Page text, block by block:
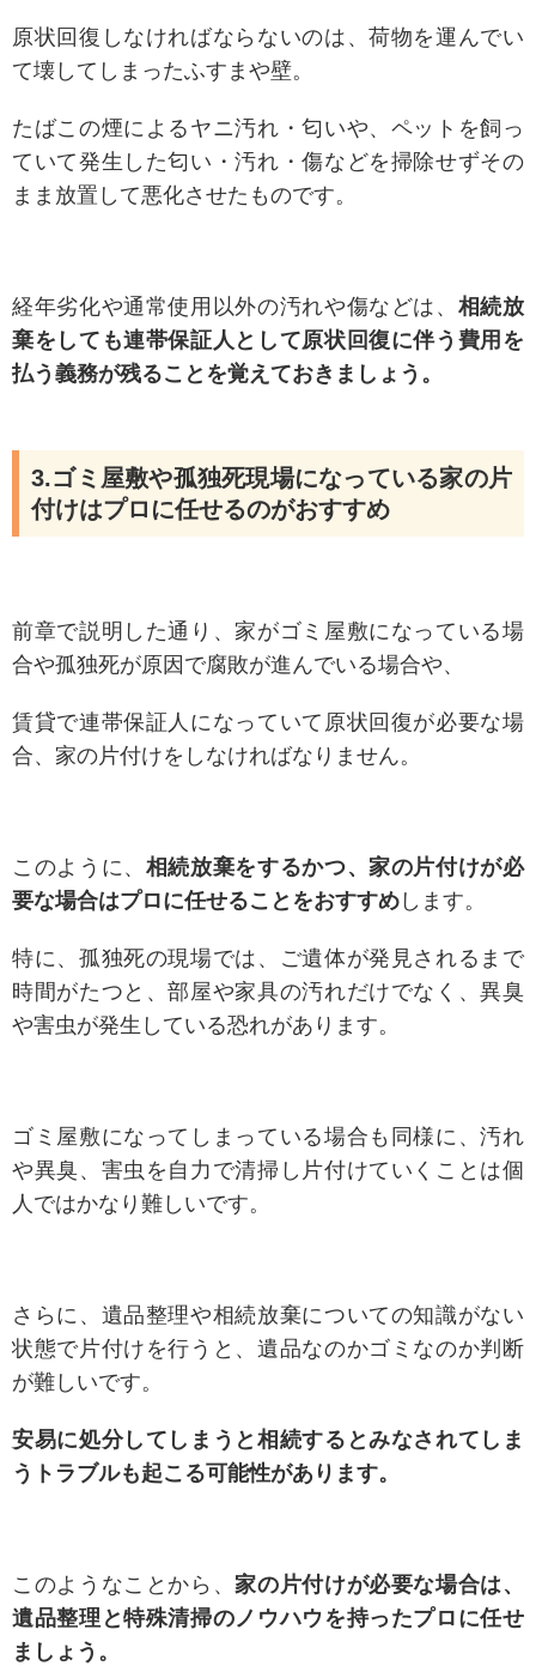
原状回復しなければならないのは、荷物を運んでい
て壊してしまったふすまや壁。
たばこの煙によるヤニ汚れ・匂いや、ペットを飼っ
ていて発生した匂い・汚れ・傷などを掃除せずその
まま放置して悪化させたものです。
経年劣化や通常使用以外の汚れや傷などは、 相続放
棄をしても連帯保証人として原状回復に伴う費用を
払う義務が残ることを覚えておきましょう。
3.ゴミ屋敷や孤独死現場になっている家の片
付けはプロに任せるのがおすすめ
前章で説明した通り、家がゴミ屋敷になっている場
合や孤独死が原因で腐敗が進んでいる場合や、
賃貸で連帯保証人になっていて原状回復が必要な場
合、家の片付けをしなければなりません。
このように、 相続放棄をするかつ、家の片付けが必
要な場合はプロに任せることをおすすめ します。
特に、孤独死の現場では、ご遺体が発見されるまで
時間がたつと、部屋や家具の汚れだけでなく、異臭
や害虫が発生している恐れがあります。
ゴミ屋敷になってしまっている場合も同様に、汚れ
や異臭、害虫を自力で清掃し片付けていくことは個
人ではかなり難しいです。
さらに、遺品整理や相続放棄についての知識がない
状態で片付けを行うと、遺品なのかゴミなのか判断
が難しいです。
安易に処分してしまうと相続するとみなされてしま
うトラブルも起こる可能性があります。
このようなことから、家の片付けが必要な場合は、
遺品整理と特殊清掃のノウハウを持ったプロに任せ
ましょう。